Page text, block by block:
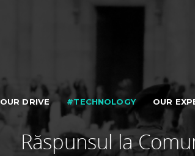
OUR DRIVE #TECHNOLOGY OUR
Răspunsul la